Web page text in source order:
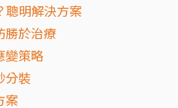
聰明解決方案
勝於治療
變策略
分裝
案